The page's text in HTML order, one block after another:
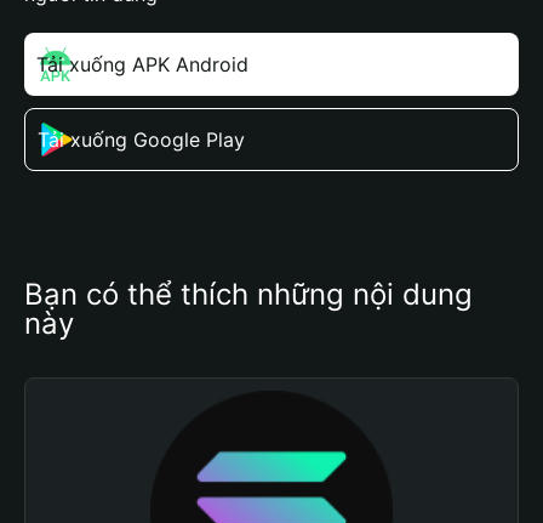
Tải xuống APK Android
Tải xuống Google Play
Bạn có thể thích những nội dung
này